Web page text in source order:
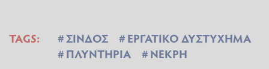
TAGS: ΣΙΝΔΟΣ
ΕΡΓΑΤΙΚΟ ΔΥΣΤΥΧΗΜΑ
ΠΛΥΝΤΗΡΙΑ
ΝΕΚΡΗ